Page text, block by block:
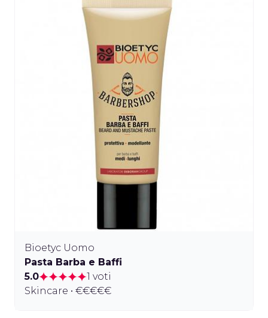
Bioetyc Uomo
Pasta Barba e Baffi
5.0
1 voti
Skincare • €€€€€